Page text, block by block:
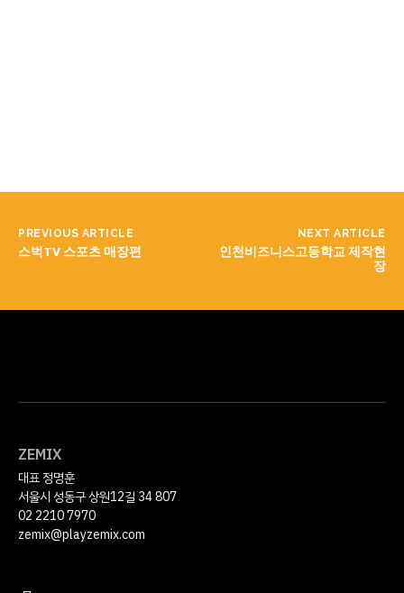
PREVIOUS ARTICLE
스벅TV 스포츠 매장편
NEXT ARTICLE
인천비즈니스고등학교 제작현
장
ZEMIX
대표 정명훈
서울시 성동구 상원12길 34 807
02 2210 7970
zemix@playzemix.com